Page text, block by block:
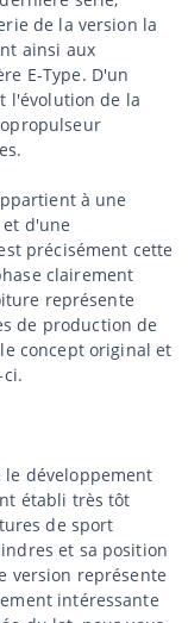
de la version la
ainsi aux
E-Type. D'un
l'évolution de la
à une
d'une
précisément cette
clairement
représente
de production de
concept original et
le développement
établi très tôt
de sport
et sa position
version représente
intéressante